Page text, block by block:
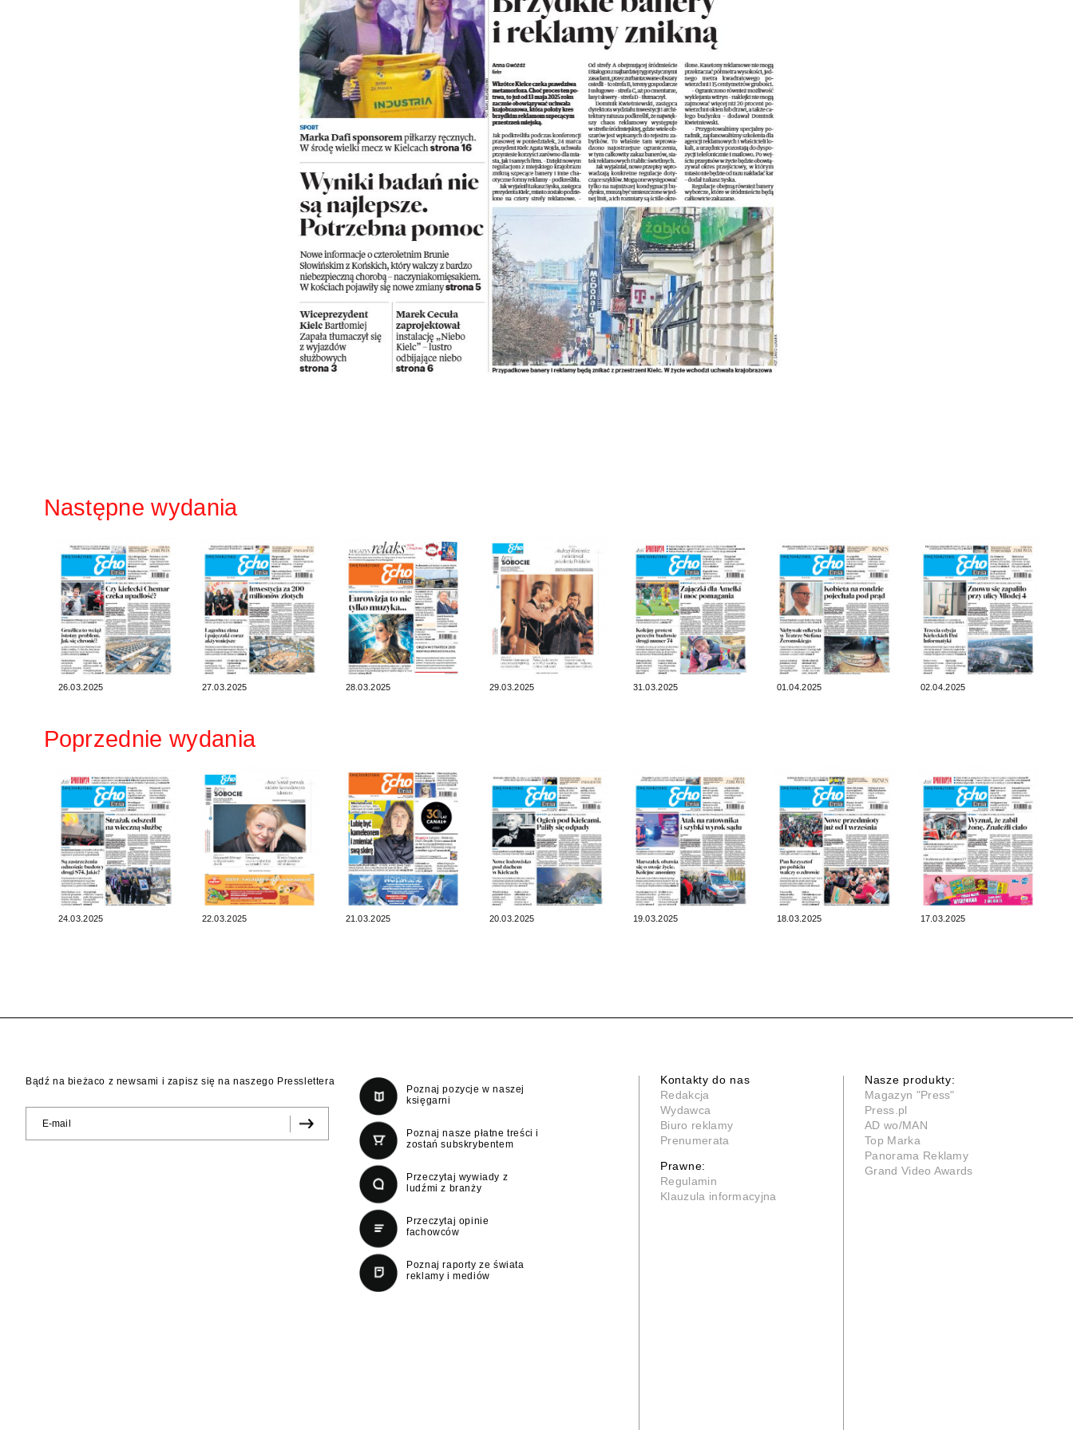
Następne wydania
26.03.2025 27.03.2025 28.03.2025 29.03.2025 31.03.2025 01.04.2025 02.04.2025
Poprzednie wydania
24.03.2025 22.03.2025 21.03.2025 20.03.2025 19.03.2025 18.03.2025 17.03.2025
Bądź na bieżaco z newsami i zapisz się na naszego Presslettera
Poznaj pozycje w naszej
księgarni
Poznaj nasze płatne treści i
zostań subskrybentem
Przeczytaj wywiady z
ludźmi z branży
Przeczytaj opinie
fachowców
Poznaj raporty ze świata
reklamy i mediów
Kontakty do nas
Redakcja
Wydawca
Biuro reklamy
Prenumerata
Prawne:
Regulamin
Klauzula informacyjna
Nasze produkty:
Magazyn "Press"
Press.pl
AD wo/MAN
Top Marka
Panorama Reklamy
Grand Video Awards